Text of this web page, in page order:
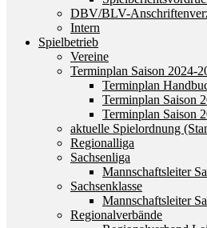
DBV/BLV-
Intern
Spielbetrieb
Vereine
Terminplan Saison 2024-
Terminplan
Terminplan Saison
Terminplan Saison
aktuelle Spielordnung
Regionalliga
Sachsenliga
Mannschaftsleiter
Sachsenklasse
Mannschaftsleiter
Regionalverbände